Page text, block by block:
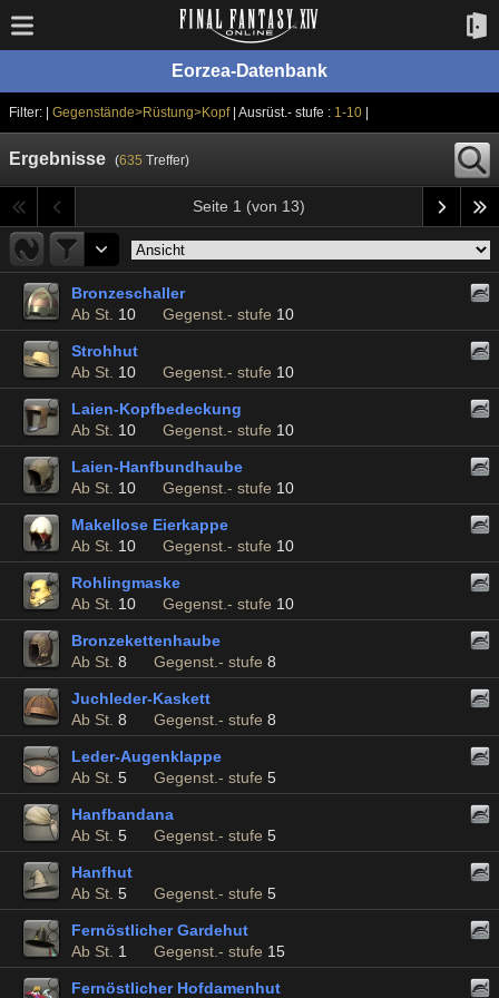
Eorzea-Datenbank
Filter: | Gegenstände>Rüstung>Kopf | Ausrüst.- stufe : 1-10
Ergebnisse (635 Treffer)
Seite 1 (von 13)
Bronzeschaller
Ab St. 10 Gegenst.- stufe 10
Strohhut
Ab St. 10 Gegenst.- stufe 10
Laien-Kopfbedeckung
Ab St. 10 Gegenst.- stufe 10
Laien-Hanfbundhaube
Ab St. 10 Gegenst.- stufe 10
Makellose Eierkappe
Ab St. 10 Gegenst.- stufe 10
Rohlingmaske
Ab St. 10 Gegenst.- stufe 10
Bronzekettenhaube
Ab St. 8 Gegenst.- stufe 8
Juchleder-Kaskett
Ab St. 8 Gegenst.- stufe 8
Leder-Augenklappe
Ab St. 5 Gegenst.- stufe 5
Hanfbandana
Ab St. 5 Gegenst.- stufe 5
Hanfhut
Ab St. 5 Gegenst.- stufe 5
Fernöstlicher Gardehut
Ab St. 1 Gegenst.- stufe 15
Fernöstlicher Hofdamenhut